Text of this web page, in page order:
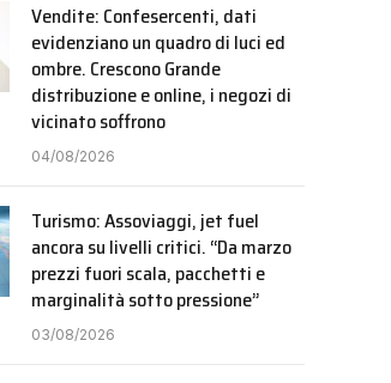
Vendite: Confesercenti, dati
evidenziano un quadro di luci ed
ombre. Crescono Grande
distribuzione e online, i negozi di
vicinato soffrono
04/08/2026
Turismo: Assoviaggi, jet fuel
ancora su livelli critici. “Da marzo
prezzi fuori scala, pacchetti e
marginalità sotto pressione”
03/08/2026